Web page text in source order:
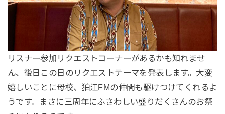
リスナー参加リクエストコーナーがあるかも知れませ
ん、後日この日のリクエストテーマを発表します。大変
嬉しいことに母校、狛江FMの仲間も駆けつけてくれるよ
うです。まさに三周年にふさわしい盛りだくさんのお祭